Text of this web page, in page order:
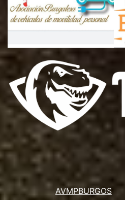
AVMPBURGOS